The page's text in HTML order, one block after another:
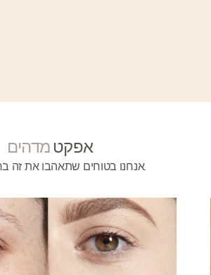
אפקט מדהים
אנחנו בטוחים שתאהבו את זה ברגע שתנסו.